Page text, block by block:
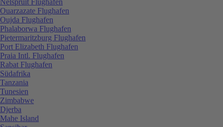
Ouarzazate Flughafen
Oujda Flughafen
Phalaborwa Flughafen
Pietermaritzburg Flughafen
Port Elizabeth Flughafen
Praia Intl. Flughafen
Rabat Flughafen
Südafrika
Tanzania
Tunesien
Zimbabwe
Djerba
Mahe Island